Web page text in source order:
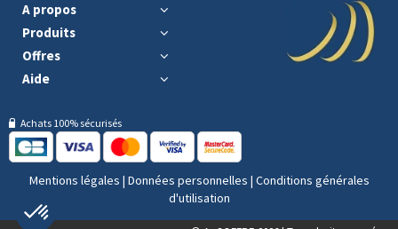
A propos
Produits
Offres
Aide
Achats 100% sécurisés
Mentions légales | Données personnelles | Conditions générales
d'utilisation